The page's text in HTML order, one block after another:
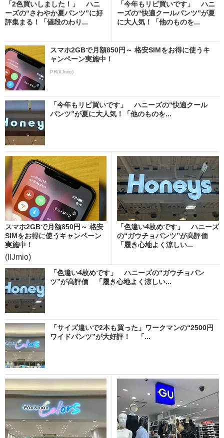
「2色買いしました！」 ハニ
ーズの“さわやか夏パンツ”に好
評集まる！「値段のわり...
「今年もリピ買いです」 ハニ
ーズの“快適クールパンツ”が夏
に大人気！「他のものを...
スマホ2GBで月額850円～ 格安SIMをお得に使うキ
ャンペーン実施中！
PR(IIJmio)
「今年もリピ買いです」 ハニーズの“快適クール
パンツ”が夏に大人気！「他のものを...
スマホ2GBで月額850円～ 格安
SIMをお得に使うキャンペーン
実施中！
(IIJmio)
「色違い4枚めです」 ハニーズ
の“ガウチョパンツ”が高評価
「履き心地よく涼しい...
「色違い4枚めです」 ハニーズの“ガウチョパン
ツ”が高評価 「履き心地よく涼しい...
「サイズ違いで2本も買った」ワークマンの“2500円
ワイドパンツ”が大好評！ 「...